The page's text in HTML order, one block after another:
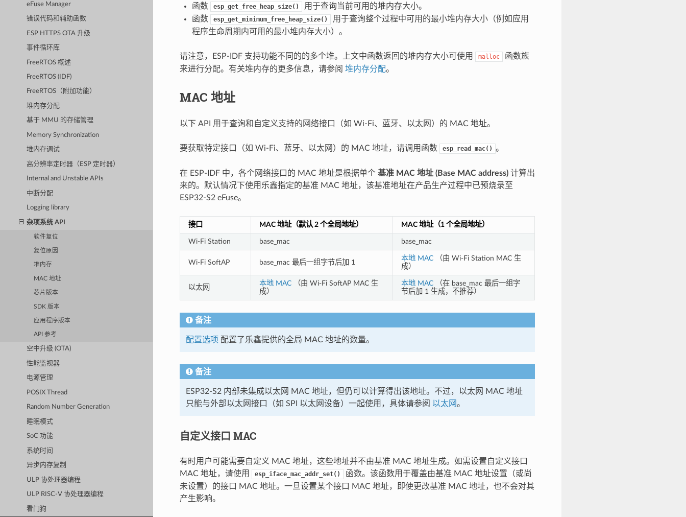
eFuse Manager
错误代码和辅助函数
ESP HTTPS OTA 升级
事件循环库
FreeRTOS 概述
FreeRTOS (IDF)
FreeRTOS（附加功能）
堆内存分配
基于 MMU 的存储管理
Memory Synchronization
堆内存调试
高分辨率定时器（ESP 定时器）
Internal and Unstable APIs
中断分配
Logging library
杂项系统 API
软件复位
复位原因
堆内存
MAC 地址
芯片版本
SDK 版本
应用程序版本
API 参考
空中升级 (OTA)
性能监视器
电源管理
POSIX Thread
Random Number Generation
睡眠模式
SoC 功能
系统时间
异步内存复制
ULP 协处理器编程
ULP RISC-V 协处理器编程
看门狗
函数 esp_get_free_heap_size()
用于查询当前可用的堆内存大小。
函数
esp_get_minimum_free_heap_size()
用于查询整个过程中可用的最小堆内存大小（例如应用
程序生命周期内可用的最小堆内存大小）。
请注意，ESP-IDF 支持功能不同的的多个堆。上文中函数返回的堆内存大小可使用 malloc
函数族
来进行分配。有关堆内存的更多信息，请参阅 堆内存分配。
MAC 地址
以下 API 用于查询和自定义支持的网络接口（如 Wi-Fi、蓝牙、以太网）的 MAC 地址。
要获取特定接口（如 Wi-Fi、蓝牙、以太网）的 MAC 地址，请调用函数 esp_read_mac() 。
在 ESP-IDF 中，各个网络接口的 MAC 地址是根据单个 基准 MAC 地址 (Base MAC address)计算出
来的。默认情况下使用乐鑫指定的基准 MAC 地址，该基准地址在产品生产过程中已预烧录至
ESP32-S2 eFuse。
接口 MAC 地址（默认 2 个全局地址） MAC 地址（1 个全局地址）
Wi-Fi Station base_mac base_mac
Wi-Fi SoftAP base_mac 最后一组字节后加 1
本地 MAC（由 Wi-Fi Station MAC 生
成）
以太网
本地 MAC（由 Wi-Fi SoftAP MAC 生
成）
本地 MAC（在 base_mac 最后一组字
节后加 1 生成，不推荐）
备注
配置选项 配置了乐鑫提供的全局 MAC 地址的数量。
备注
ESP32-S2 内部未集成以太网 MAC 地址，但仍可以计算得出该地址。不过，以太网 MAC 地址
只能与外部以太网接口（如 SPI 以太网设备）一起使用，具体请参阅 以太网。
自定义接口 MAC
有时用户可能需要自定义 MAC 地址，这些地址并不由基准 MAC 地址生成。如需设置自定义接口
MAC 地址，请使用
esp_iface_mac_addr_set()
函数。该函数用于覆盖由基准 MAC 地址设置（或尚
未设置）的接口 MAC 地址。一旦设置某个接口 MAC 地址，即使更改基准 MAC 地址，也不会对其
产生影响。